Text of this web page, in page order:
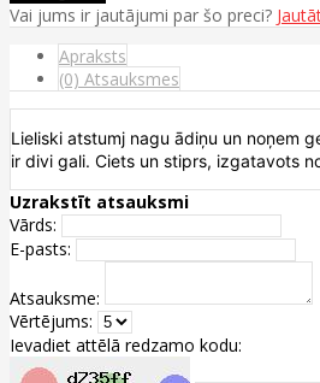
Vai jums ir jautājumi par šo preci?
Apraksts
(0) Atsauksmes
Lieliski atstumj nagu ādiņu un noņem
ir divi gali. Ciets un stiprs, izgatavots
Uzrakstīt atsauksmi
Vārds:
E-pasts:
Atsauksme:
Vērtējums:
Ievadiet attēlā redzamo kodu: